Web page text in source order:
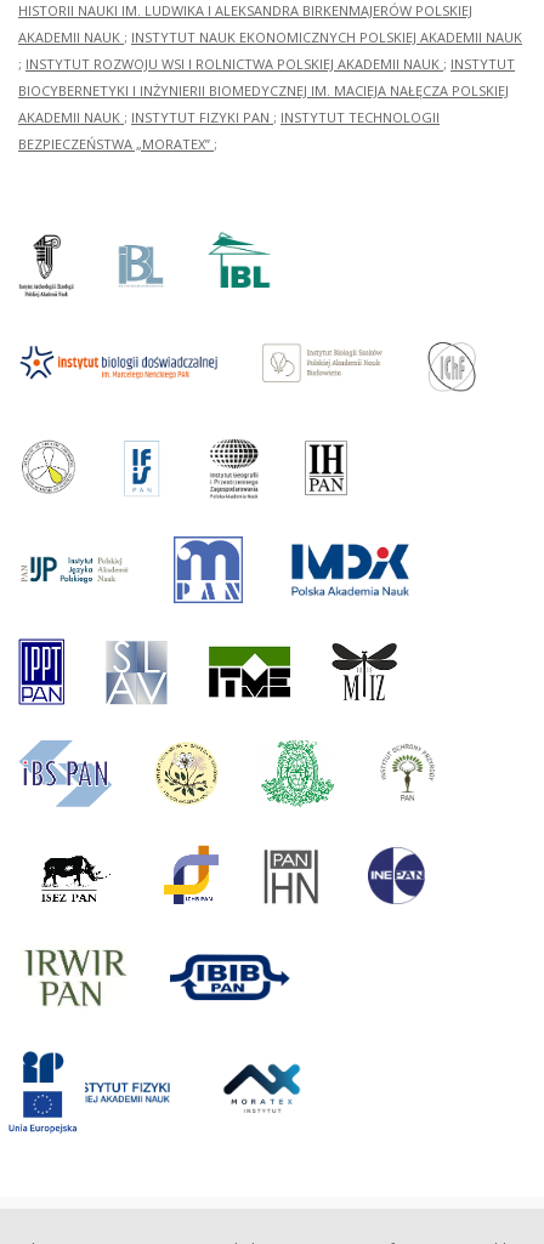
HISTORII NAUKI IM. LUDWIKA I ALEKSANDRA BIRKENMAJERÓW POLSKIEJ
AKADEMII NAUK ; INSTYTUT NAUK EKONOMICZNYCH POLSKIEJ AKADEMII NAUK
; INSTYTUT ROZWOJU WSI I ROLNICTWA POLSKIEJ AKADEMII NAUK ; INSTYTUT
BIOCYBERNETYKI I INŻYNIERII BIOMEDYCZNEJ IM. MACIEJA NAŁĘCZA POLSKIEJ
AKADEMII NAUK ; INSTYTUT FIZYKI PAN ; INSTYTUT TECHNOLOGII
BEZPIECZEŃSTWA „MORATEX” ;